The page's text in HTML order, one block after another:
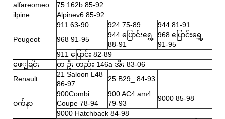
alfareomeo
75 162b 85-92
ilpine
Alpinev6 85-92
Peugeot
911 63-90 924 75-89
944 81-91
968 91-95
944 ပြောင်းရွှေ့
88-91
968 ပြောင်းရွှေ့
91-95
911 ပြောင်း 82-89
ဖေှ့ခြင်း
တ ဦး တည်း 146a အီး 83-06
Renault
21 Saloon L48_
86-97
25 B29_ 84-93
ဝက်နာ
900Combi
Coupe 78-94
900 AC4 am4
79-93
9000 85-98
9000 Hatchback 84-98